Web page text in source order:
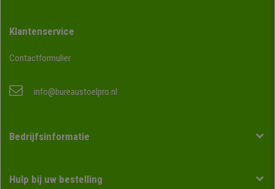
Klantenservice
Contactformulier
info@bureaustoelpro.nl
Bedrijfsinformatie
Hulp bij uw bestelling